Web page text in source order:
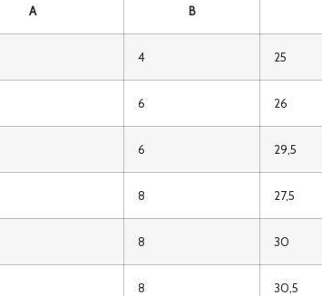
A B
4 25
6 26
6 29,5
8 27,5
8 30
8 30,5